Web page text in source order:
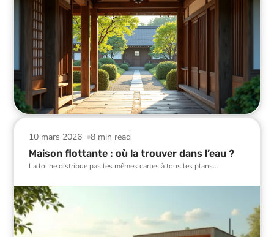
8 min read
10 mars 2026
Maison flottante : où la trouver dans l’eau ?
La loi ne distribue pas les mêmes cartes à tous les plans…